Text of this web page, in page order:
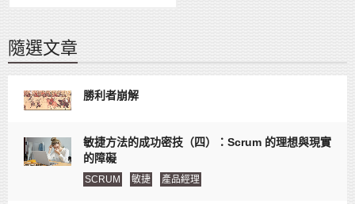
隨選文章
勝利者崩解
敏捷方法的成功密技（四）：Scrum 的理想與現實
的障礙
SCRUM 敏捷 產品經理